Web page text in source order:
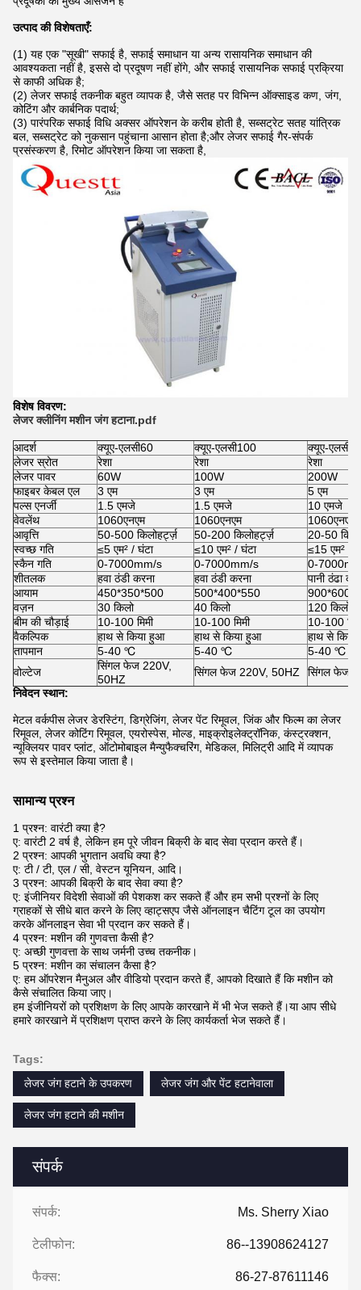
संपर्क
संपर्क: Ms. Sherry Xiao
टेलीफोन: 86--13908624127
फैक्स: 86-27-87611146
उत्पाद की विशेषताएँ:
(1) यह एक "सूखी" सफाई है, सफाई समाधान या अन्य रासायनिक समाधान की
आवश्यकता नहीं है, इससे दो प्रदूषण नहीं होंगे, और सफाई रासायनिक सफाई प्रक्रिया
से काफी अधिक है;
(2) लेजर सफाई तकनीक बहुत व्यापक है, जैसे सतह पर विभिन्न ऑक्साइड कण, जंग,
कोटिंग और कार्बनिक पदार्थ;
(3) पारंपरिक सफाई विधि अक्सर ऑपरेशन के करीब होती है, सब्सट्रेट सतह यांत्रिक
बल, सब्सट्रेट को नुकसान पहुंचाना आसान होता है;और लेजर सफाई गैर-संपर्क
प्रसंस्करण है, रिमोट ऑपरेशन किया जा सकता है,
विशेष विवरण:
लेजर क्लीनिंग मशीन जंग हटाना.pdf
आदर्श क्यूए-एलसी60 क्यूए-एलसी100
क्यूए-
लेजर स्रोत
रेशा रेशा
रेशा
लेजर पावर
60W 100W
200W
फाइबर केबल एल
3 एम 3 एम
5 एम
पल्स एनर्जी
1.5 एमजे 1.5 एमजे
10 एमजे
वेवलेंथ
1060एनएम 1060एनएम
1060एनएम
आवृत्ति
50-500 किलोहर्ट्ज़ 50-200 किलोहर्ट्ज़
20-50
स्वच्छ गति
≤5 एम² / घंटा ≤10 एम² / घंटा
≤15 एम² /
स्कैन गति
0-7000mm/s 0-7000mm/s
0-
शीतलक
हवा ठंडी करना हवा ठंडी करना
पानी ठंढा
आयाम
450*350*500 500*400*550
वज़न
30 किलो 40 किलो
120 किलो
बीम की चौड़ाई
10-100 मिमी 10-100 मिमी
10-100
वैकल्पिक
हाथ से किया हुआ हाथ से किया हुआ
हाथ से
तापमान
5-40 ℃ 5-40 ℃
5-40 ℃
वोल्टेज
सिंगल फेज 220V,
50HZ
सिंगल फेज 220V, 50HZ
सिंगल फेज
निवेदन स्थान:
मेटल वर्कपीस लेजर डेरस्टिंग, डिग्रेजिंग, लेजर पेंट रिमूवल, जिंक और फिल्म का लेजर
रिमूवल, लेजर कोटिंग रिमूवल, एयरोस्पेस, मोल्ड, माइक्रोइलेक्ट्रॉनिक, कंस्ट्रक्शन,
न्यूक्लियर पावर प्लांट, ऑटोमोबाइल मैन्युफैक्चरिंग, मेडिकल, मिलिट्री आदि में व्यापक
रूप से इस्तेमाल किया जाता है।
सामान्य प्रश्न
1 प्रश्न: वारंटी क्या है?
ए: वारंटी 2 वर्ष है, लेकिन हम पूरे जीवन बिक्री के बाद सेवा प्रदान करते हैं।
2 प्रश्न: आपकी भुगतान अवधि क्या है?
ए: टी / टी, एल / सी, वेस्टन यूनियन, आदि।
3 प्रश्न: आपकी बिक्री के बाद सेवा क्या है?
ए: इंजीनियर विदेशी सेवाओं की पेशकश कर सकते हैं और हम सभी प्रश्नों के लिए
ग्राहकों से सीधे बात करने के लिए व्हाट्सएप जैसे ऑनलाइन चैटिंग टूल का उपयोग
करके ऑनलाइन सेवा भी प्रदान कर सकते हैं।
4 प्रश्न: मशीन की गुणवत्ता कैसी है?
ए: अच्छी गुणवत्ता के साथ जर्मनी उच्च तकनीक।
5 प्रश्न: मशीन का संचालन कैसा है?
ए: हम ऑपरेशन मैनुअल और वीडियो प्रदान करते हैं, आपको दिखाते हैं कि मशीन को
कैसे संचालित किया जाए।
हम इंजीनियरों को प्रशिक्षण के लिए आपके कारखाने में भी भेज सकते हैं।या आप सीधे
हमारे कारखाने में प्रशिक्षण प्राप्त करने के लिए कार्यकर्ता भेज सकते हैं।
Tags:
लेजर जंग हटाने के उपकरण
लेजर जंग और पेंट हटानेवाला
लेजर जंग हटाने की मशीन